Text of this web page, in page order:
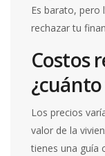
Es barato, pero
rechazar tu
Costos
Los precios
valor de la
tienes una guía